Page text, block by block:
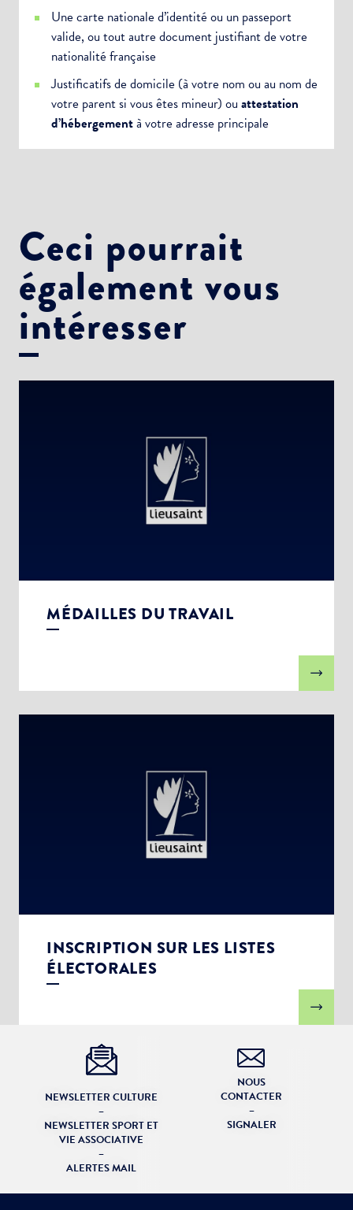
Une carte nationale d’identité ou un passeport
valide, ou tout autre document justifiant de votre
nationalité française
Justificatifs de domicile (à votre nom ou au nom de
votre parent si vous êtes mineur) ou attestation
d’hébergementà votre adresse principale
Ceci pourrait
également vous
intéresser
MÉDAILLES DU TRAVAIL
INSCRIPTION SUR LES LISTES
ÉLECTORALES
NEWSLETTER CULTURE
–
NEWSLETTER SPORT ET
VIE ASSOCIATIVE
–
ALERTES MAIL
NOUS
CONTACTER
–
SIGNALER
Newsletter Sport et Vie associative